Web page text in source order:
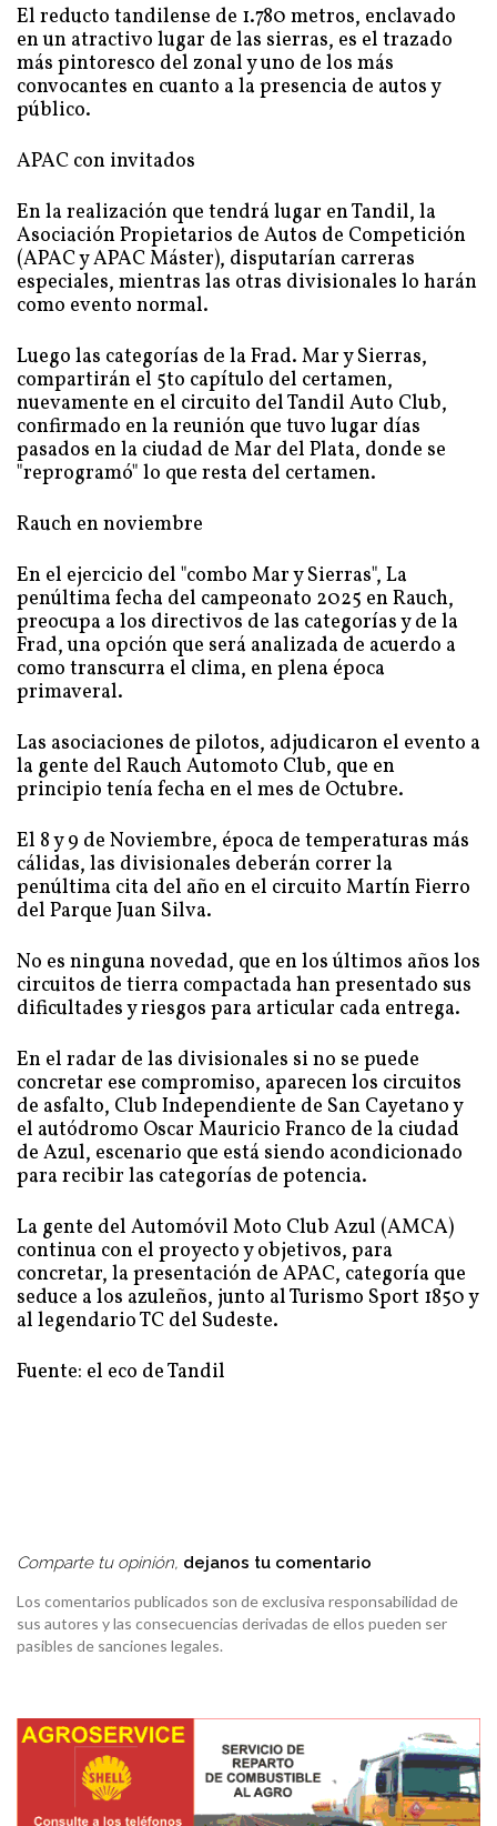
El reducto tandilense de 1.780 metros, enclavado
en un atractivo lugar de las sierras, es el trazado
más pintoresco del zonal y uno de los más
convocantes en cuanto a la presencia de autos y
público.
APAC con invitados
En la realización que tendrá lugar en Tandil, la
Asociación Propietarios de Autos de Competición
(APAC y APAC Máster), disputarían carreras
especiales, mientras las otras divisionales lo harán
como evento normal.
Luego las categorías de la Frad. Mar y Sierras,
compartirán el 5to capítulo del certamen,
nuevamente en el circuito del Tandil Auto Club,
confirmado en la reunión que tuvo lugar días
pasados en la ciudad de Mar del Plata, donde se
"reprogramó" lo que resta del certamen.
Rauch en noviembre
En el ejercicio del "combo Mar y Sierras", La
penúltima fecha del campeonato 2025 en Rauch,
preocupa a los directivos de las categorías y de la
Frad, una opción que será analizada de acuerdo a
como transcurra el clima, en plena época
primaveral.
Las asociaciones de pilotos, adjudicaron el evento a
la gente del Rauch Automoto Club, que en
principio tenía fecha en el mes de Octubre.
El 8 y 9 de Noviembre, época de temperaturas más
cálidas, las divisionales deberán correr la
penúltima cita del año en el circuito Martín Fierro
del Parque Juan Silva.
No es ninguna novedad, que en los últimos años los
circuitos de tierra compactada han presentado sus
dificultades y riesgos para articular cada entrega.
En el radar de las divisionales si no se puede
concretar ese compromiso, aparecen los circuitos
de asfalto, Club Independiente de San Cayetano y
el autódromo Oscar Mauricio Franco de la ciudad
de Azul, escenario que está siendo acondicionado
para recibir las categorías de potencia.
La gente del Automóvil Moto Club Azul (AMCA)
continua con el proyecto y objetivos, para
concretar, la presentación de APAC, categoría que
seduce a los azuleños, junto al Turismo Sport 1850 y
al legendario TC del Sudeste.
Fuente: el eco de Tandil
Comparte tu opinión, dejanos tu comentario
Los comentarios publicados son de exclusiva responsabilidad de
sus autores y las consecuencias derivadas de ellos pueden ser
pasibles de sanciones legales.